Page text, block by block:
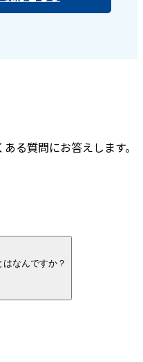
る質問にお答えします。
はなんですか？